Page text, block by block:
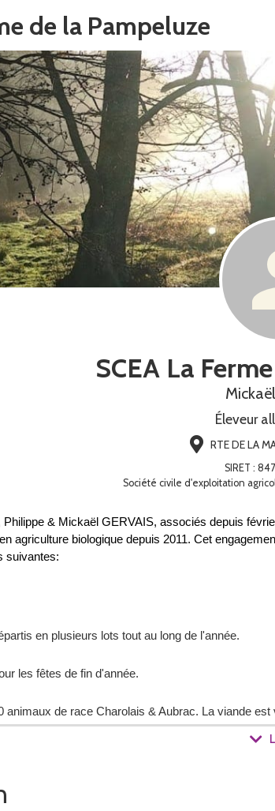
de la Pampeluze
SCEA La
Éleveur
RTE DE LA
SIRET :
Société civile d'exploitation
& Mickaël GERVAIS, associés depuis
agriculture biologique depuis 2011. Cet
suivantes:
en plusieurs lots tout au long de l'année.
les fêtes de fin d'année.
animaux de race Charolais & Aubrac. La viande